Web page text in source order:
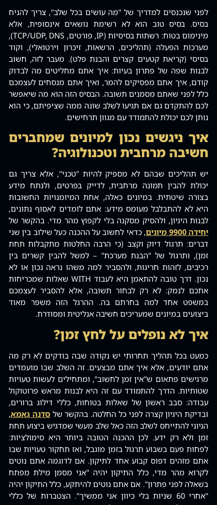
לפני שנכנסים למדריך של "מה עושים בכל שלב", צריך להניח
בסיס. בסיס טוב הוא לא רשימת נושאים אינסופית, אלא
מינימום בטוח: רשתות בסיסיות (IP, פורטים, TCP/UDP, DNS),
מערכות הפעלה (תהליכים, הרשאות, זיכרון וירטואלי), וקוד
בסיסי (קריאת קטעים קצרים והבנת פלט). מעבר לזה, חשוב
לבנות שפה של פתרון בעיות: איך אתם מחליטים מה לבדוק
קודם, איך אתם מפסיקים להמר, ואיך אתם מנסחים לעצמכם
כלל לפני שאתם מסמנים תשובה. הבסיס הזה הוא מה שיאפשר
לכם להתקדם גם אם תגיעו לשלב שונה ממה שציפיתם, כי הוא
נותן לכם יכולת להתמודד עם מגוון תרחישים.
איך ניגשים נכון למיונים שמחברים
חשיבה מרחבית וטכנולוגיה?
יש תהליכים שבהם לא מספיק להיות "טכני", אלא צריך גם
יכולת להבין תמונה מרחבית, לדייק בפרטים, ולנתח מידע
בצורה שיטתית. במיונים כאלה, אחת המיומנויות החשובות
היא לא להתבלבל מעומס מידע: אתם לומדים לאסוף נתונים,
לבנות היגיון, ולהסיק מסקנה בלי לקפוץ מהר מדי. בהקשר של
יחידה 9900 מיונים
, כדאי לחשוב על ההכנה כעל שילוב בין שני
דברים: תרגול דיוק וקצב (כי הרבה החלטות מתקבלות תחת
זמן), ותרגול של "הבנת מערכת" – למשל להבין קשרים בין
רכיבים, לזהות חריגות, ולהסביר למה משהו נראה נכון או לא
נכון. דרך טובה להתאמן היא לעבוד WITH שאלות שמכריחות
אתכם לנמק: לא רק לבחור תשובה, אלא להסביר לעצמכם
במשפט אחד למה בחרתם בה. ההרגל הזה משפר מאוד
ביצועים במיונים שמעריכים חשיבה אנליטית ומסודרת.
איך לא נופלים על לחץ זמן?
כמעט בכל תהליך תחרותי יש נקודה שבה בודקים לא רק מה
אתם יודעים, אלא איך אתם מבצעים. זה השלב שבו מועמדים
מרגישים פתאום ש"אין זמן לחשוב", ומתחילים לעשות טעויות
שטותיות. הדרך להתמודד עם זה היא לבנות מראש פרוטוקול
עבודה: סבב ראשון של שאלות בטוחות, כללי דילוג ברורים,
ובדיקת היגיון קצרה לפני כל החלטה. בהקשר שלסדנה גאמא,
הגיוני להתייחס לשלב הזה כאל שלב מעשי שמדגיש ביצוע תחת
זמן ולא רק ידע. לכן ההכנה הטובה ביותר היא סימולציות:
לפחות פעם בשבוע תרגול בזמן מוגבל, ואז תחקור טעויות שבו
אתם מזהים דפוס קבוע אחד לתיקון. אם לדוגמה אתם נוטים
לקרוא מהר מדי, כלל התיקון יהיה "אני מסמן מילת מפתח
בשאלה לפני פתרון". אם אתם נוטים להיתקע, כלל התיקון יהיה
"אחרי 60 שניות בלי כיוון אני ממשיך". הצטברות של כללי